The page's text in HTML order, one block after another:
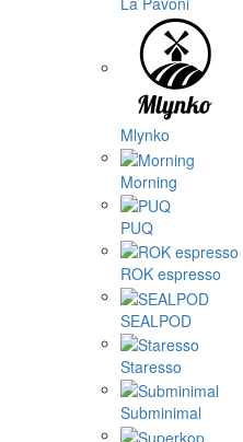
Mlynko
Morning
PUQ
ROK espresso
SEALPOD
Staresso
Subminimal